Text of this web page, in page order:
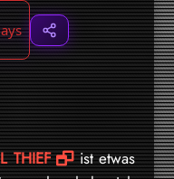
THIEF
ist etwas